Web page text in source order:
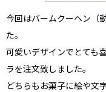
今回はバームクーヘン（
た。
可愛いデザインでとても
ラを注文致しました。
どちらもお菓子に絵や文